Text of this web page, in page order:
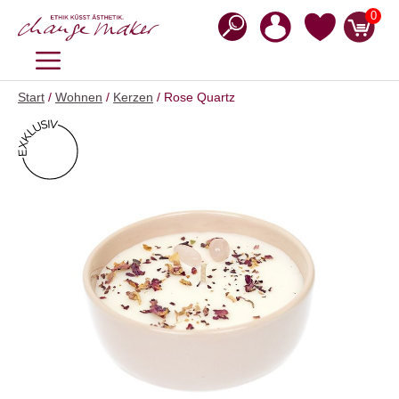
Inhalt
0
MENÜ
Start / Wohnen / Kerzen / Rose Quartz